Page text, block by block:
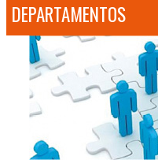
DEPARTAMENTOS